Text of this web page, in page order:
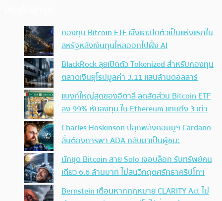
กองทุน Bitcoin ETF เจ๊งและปิดตัวเป็นแห่งแรกใน
สหรัฐหลังเงินทุนไหลออกไปฝั่ง AI
BlackRock ลุยเปิดตัว Tokenized สำหรับกองทุน
ตลาดเงินยุโรปมูลค่า 3.11 แสนล้านดอลลาร์
แบงก์ใหญ่สุดของอิตาลี ลดสัดส่วน Bitcoin ETF
ลง 99% หันลงทุน ใน Ethereum แทนถึง 3 เท่า
Charles Hoskinson ปลุกพลังคอมมูฯ Cardano
ลั่นต้องการพา ADA กลับมาเป็นผู้ชนะ
นักขุด Bitcoin สาย Solo เจอบล็อก รับทรัพย์คน
เดียว 6.6 ล้านบาท ไม่สนวิกฤตศรัทธาคริปโทฯ
Bernstein เตือนหากกฎหมาย CLARITY Act ไม่